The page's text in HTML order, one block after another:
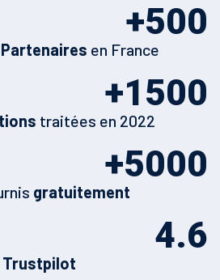
500
+
Partenaires en France
1500
+
traitées en 2022
5000
+
gratuitement
4.6
Trustpilot